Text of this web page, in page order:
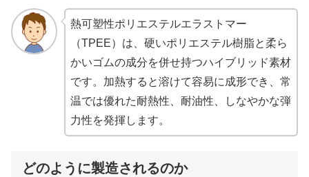
熱可塑性ポリエステルエラストマー
（TPEE）は、硬いポリエステル樹脂と柔ら
かいゴムの成分を併せ持つハイブリッド素材
です。加熱すると溶けて容易に成形でき、常
温では優れた耐熱性、耐油性、しなやかな弾
力性を発揮します。
どのように製造されるのか